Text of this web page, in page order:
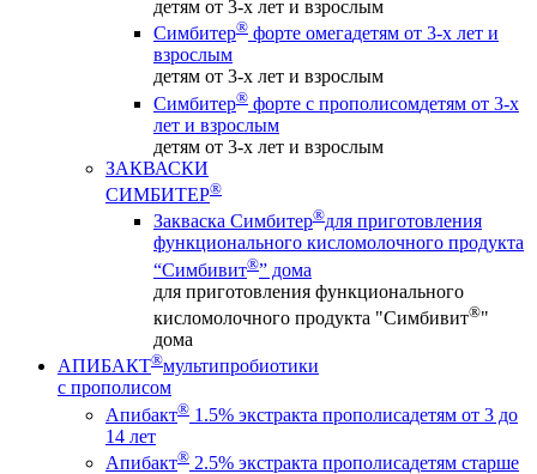
детям от 3-х лет и взрослым
Симбитер® форте омегадетям от 3-х лет и
взрослым
детям от 3-х лет и взрослым
Симбитер® форте с прополисомдетям от 3-х
лет и взрослым
детям от 3-х лет и взрослым
ЗАКВАСКИ
СИМБИТЕР®
Закваска Симбитер®для приготовления
функционального кисломолочного продукта
“Симбивит®” дома
для приготовления функционального
кисломолочного продукта "Симбивит®"
дома
АПИБАКТ®мультипробиотики
с прополисом
Апибакт® 1.5% экстракта прополисадетям от 3 до
14 лет
Апибакт® 2.5% экстракта прополисадетям старше